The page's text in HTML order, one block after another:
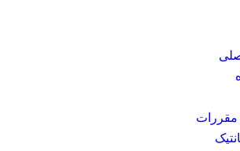
مقررات